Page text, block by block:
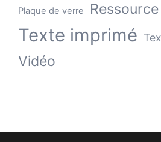
Plaque de verre
Texte imprimé
Vidéo